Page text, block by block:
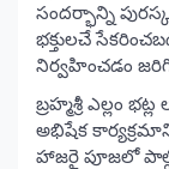
సందర్భాన్ని
భక్తులచే
నిర్వహించడం
బ్రహ్మశ్రీ ఎల్లం
అభిషేక
హాజరై పూజలో